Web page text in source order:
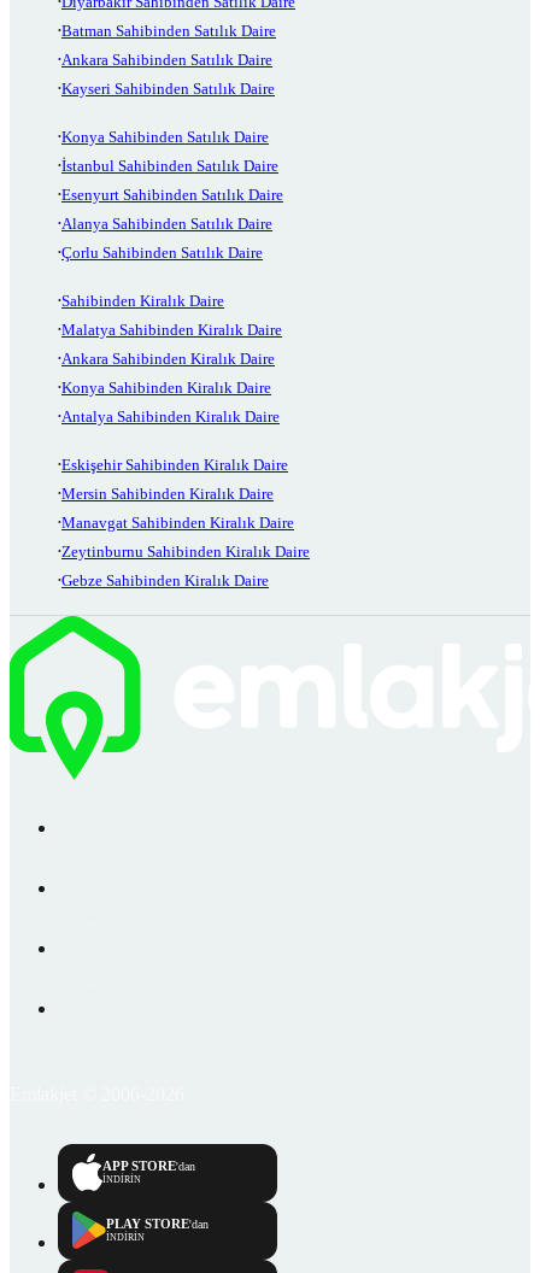
Batman Sahibinden Satılık Daire
Ankara Sahibinden Satılık Daire
Kayseri Sahibinden Satılık Daire
Konya Sahibinden Satılık Daire
İstanbul Sahibinden Satılık Daire
Esenyurt Sahibinden Satılık Daire
Alanya Sahibinden Satılık Daire
Çorlu Sahibinden Satılık Daire
Sahibinden Kiralık Daire
Malatya Sahibinden Kiralık Daire
Ankara Sahibinden Kiralık Daire
Konya Sahibinden Kiralık Daire
Antalya Sahibinden Kiralık Daire
Eskişehir Sahibinden Kiralık Daire
Mersin Sahibinden Kiralık Daire
Manavgat Sahibinden Kiralık Daire
Zeytinburnu Sahibinden Kiralık Daire
Gebze Sahibinden Kiralık Daire
APP STORE'dan
İNDİRİN
PLAY STORE'dan
İNDİRİN